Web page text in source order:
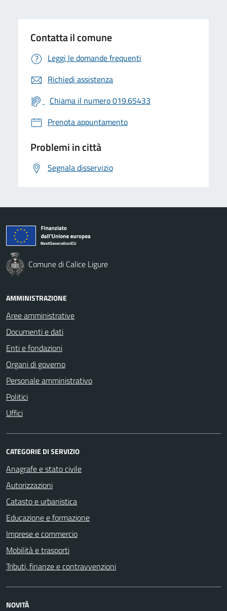
Contatta il comune
Leggi le domande frequenti
Richiedi assistenza
Chiama il numero 019.65433
Prenota appuntamento
Problemi in città
Segnala disservizio
Comune di Calice Ligure
AMMINISTRAZIONE
Aree amministrative
Documenti e dati
Enti e fondazioni
Organi di governo
Personale amministrativo
Politici
Uffici
CATEGORIE DI SERVIZIO
Anagrafe e stato civile
Autorizzazioni
Catasto e urbanistica
Educazione e formazione
Imprese e commercio
Mobilità e trasporti
Tributi, finanze e contravvenzioni
NOVITÀ